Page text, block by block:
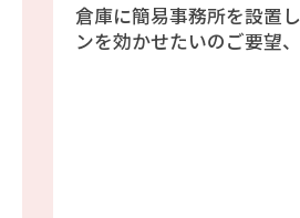
倉庫に簡易事務所を設置
ンを効かせたいのご要望